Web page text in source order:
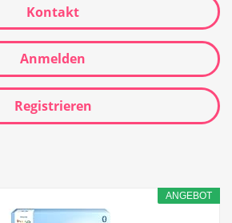
Kontakt
Anmelden
Registrieren
ANGEBOT